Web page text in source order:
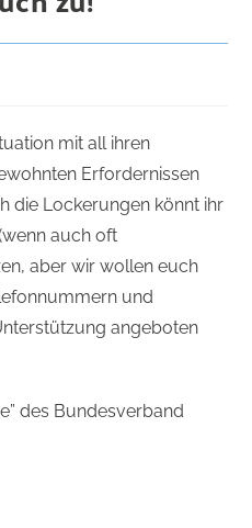
mit all ihren
Erfordernissen
die Lockerungen könnt ihr
auch oft
aber wir wollen euch
und
angeboten
des Bundesverband